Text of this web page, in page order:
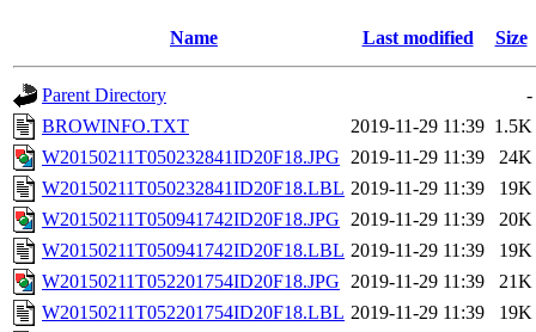
Name Last modified Size
Parent Directory
-
BROWINFO.TXT
2019-11-29 11:39 1.5K
W20150211T050232841ID20F18.JPG 2019-11-29 11:39
24K
W20150211T050232841ID20F18.LBL 2019-11-29 11:39
19K
W20150211T050941742ID20F18.JPG 2019-11-29 11:39
20K
W20150211T050941742ID20F18.LBL 2019-11-29 11:39
19K
W20150211T052201754ID20F18.JPG 2019-11-29 11:39
21K
W20150211T052201754ID20F18.LBL 2019-11-29 11:39
19K